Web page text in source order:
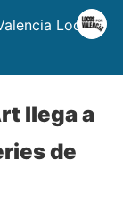
Locos
llega a
de